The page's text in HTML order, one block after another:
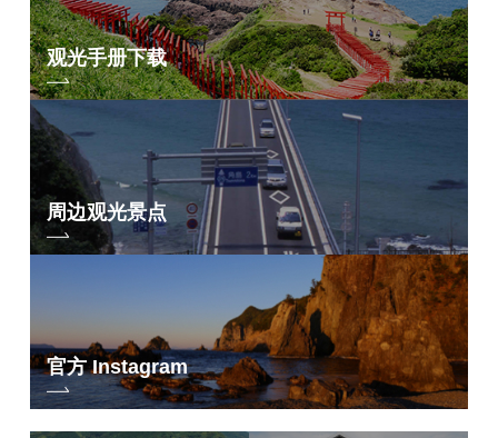
观光手册下载
周边观光景点
官方 Instagram